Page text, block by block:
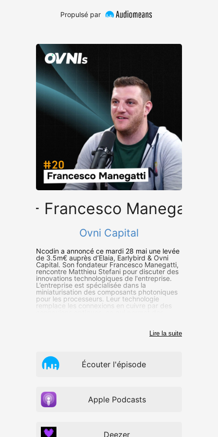
Propulsé par
- Francesco Manegatti
Ovni Capital
Ncodin a annoncé ce mardi 28 mai une levée
de 3.5m€ auprès d’Elaia, Earlybird & Ovni
Capital. Son fondateur Francesco Manegatti,
rencontre Matthieu Stefani pour discuter des
innovations technologiques de l'entreprise.
L’entreprise est spécialisée dans la
miniaturisation des composants photoniques
pour les processeurs. Leur technologie
remplace les connexions en cuivre par des
Lire la suite
Écouter l'épisode
Apple Podcasts
Deezer